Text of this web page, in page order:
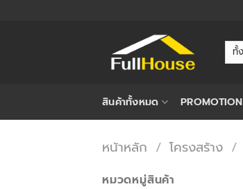
สินค้าทั้งหมด PROMOTION
หน้าหลัก / โครงสร้าง /
หมวดหมู่สินค้า